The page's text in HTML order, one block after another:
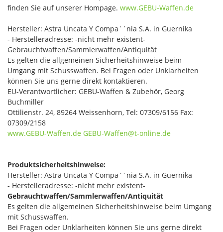
finden Sie auf unserer Hompage. www.GEBU-Waffen.de
Hersteller: Astra Uncata Y Compa`´nia S.A. in Guernika
- Herstelleradresse: -nicht mehr existent-
Gebrauchtwaffen/Sammlerwaffen/Antiquität
Es gelten die allgemeinen Sicherheitshinweise beim
Umgang mit Schusswaffen. Bei Fragen oder Unklarheiten
können Sie uns gerne direkt kontaktieren.
EU-Verantwortlicher: GEBU-Waffen & Zubehör, Georg
Buchmiller
Ottilienstr. 24, 89264 Weissenhorn, Tel: 07309/6156 Fax:
07309/2158
www.GEBU-Waffen.de GEBU-Waffen@t-online.de
Produktsicherheitshinweise:
Hersteller: Astra Uncata Y Compa`´nia S.A. in Guernika
- Herstelleradresse: -nicht mehr existent-
Gebrauchtwaffen/Sammlerwaffen/Antiquität
Es gelten die allgemeinen Sicherheitshinweise beim Umgang
mit Schusswaffen.
Bei Fragen oder Unklarheiten können Sie uns gerne direkt